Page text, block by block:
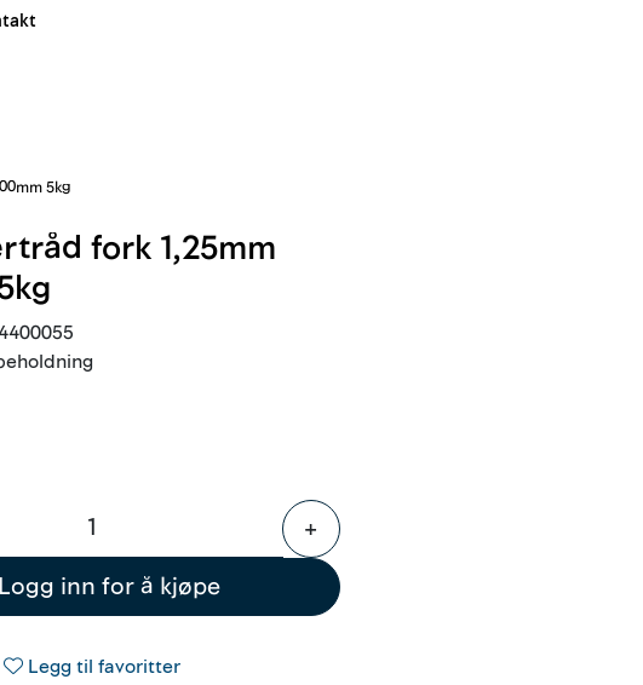
5kg
fork 1,25mm
+
Logg inn for å kjøpe
Legg til favoritter